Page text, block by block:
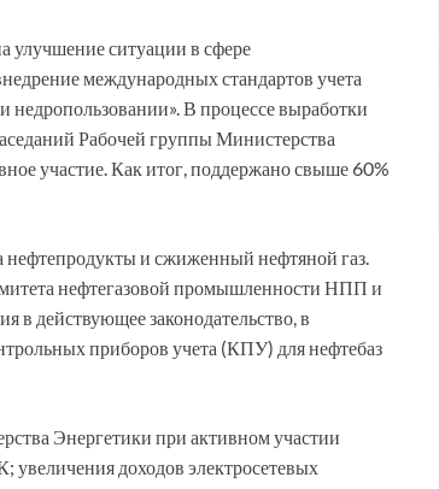
ситуации в сфере
международных стандартов учета
недропользовании». В процессе выработки
Рабочей группы Министерства
участие. Как итог, поддержано свыше 60%
нефтепродукты и сжиженный нефтяной газ.
нефтегазовой промышленности НПП и
в действующее законодательство, в
приборов учета (КПУ) для нефтебаз
Энергетики при активном участии
доходов электросетевых